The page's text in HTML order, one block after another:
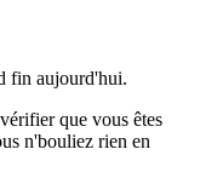
fin aujourd'hui.
que vous êtes
n'bouliez rien en